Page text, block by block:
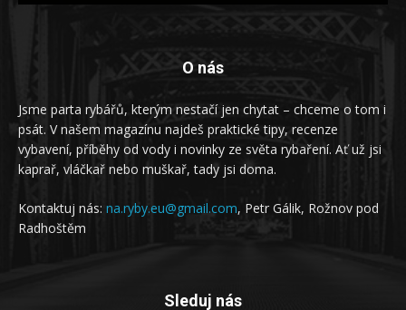
O nás
Jsme parta rybářů, kterým nestačí jen chytat – chceme o tom i
psát. V našem magazínu najdeš praktické tipy, recenze
vybavení, příběhy od vody i novinky ze světa rybaření. Ať už jsi
kaprař, vláčkař nebo muškař, tady jsi doma.
Kontaktuj nás: na.ryby.eu@gmail.com, Petr Gálik, Rožnov pod
Radhoštěm
Sleduj nás